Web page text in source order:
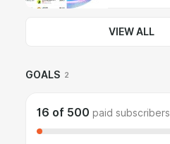
VIEW ALL
GOALS 2
16 of 500 paid subscribers